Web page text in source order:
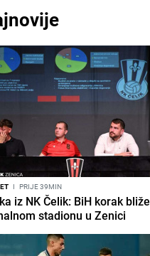
I PRIJE 39MIN
iz NK Čelik: BiH korak bliže
stadionu u Zenici